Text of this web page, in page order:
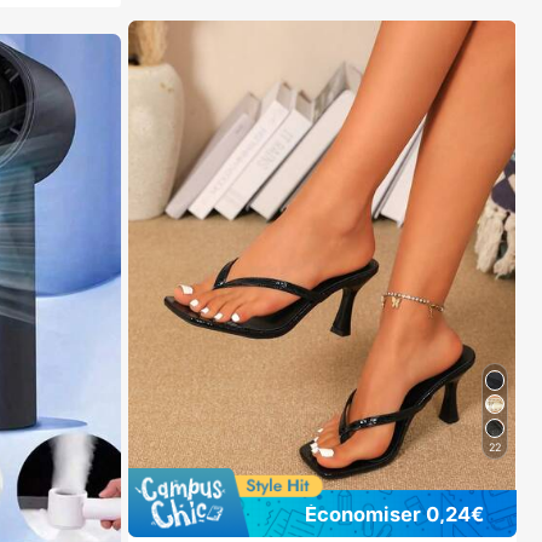
22
Économiser 0,24€